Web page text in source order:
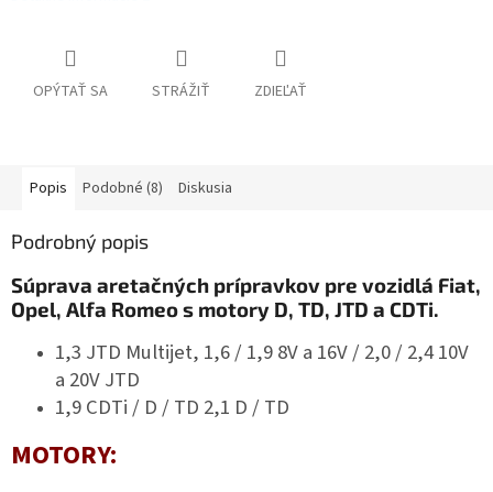
OPÝTAŤ SA STRÁŽIŤ ZDIEĽAŤ
Popis Podobné (8) Diskusia
Podrobný popis
Súprava aretačných prípravkov pre vozidlá Fiat,
Opel, Alfa Romeo s motory D, TD, JTD a CDTi.
1,3 JTD Multijet, 1,6 / 1,9 8V a 16V / 2,0 / 2,4 10V
a 20V JTD
1,9 CDTi / D / TD 2,1 D / TD
MOTORY: